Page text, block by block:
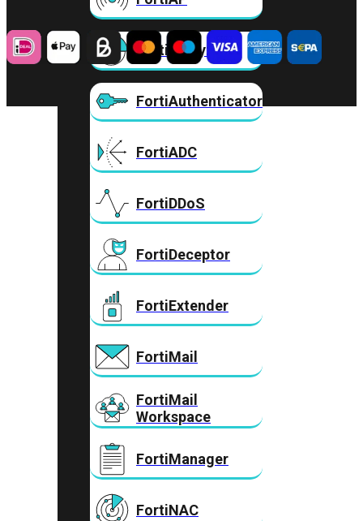
FortiAnalyzer
FortiAuthenticator
FortiADC
FortiDDoS
FortiDeceptor
FortiExtender
FortiMail
FortiMail
Workspace
FortiManager
FortiNAC